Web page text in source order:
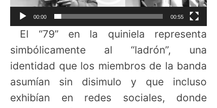
00:00 00:55
El “79” en la quiniela representa
simbólicamente al “ladrón”, una
identidad que los miembros de la banda
asumían sin disimulo y que incluso
exhibían en redes sociales, donde